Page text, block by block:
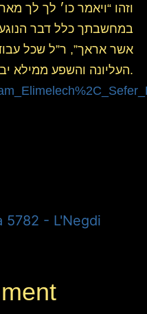
וזהו “ויאמר כו׳ לך לך
במחשבתך כלל דבר
אשר אראך”, ר”ל שכל
העליונה והשפע ממילא יבוא. וק”ל.
5782 - L'Negdi